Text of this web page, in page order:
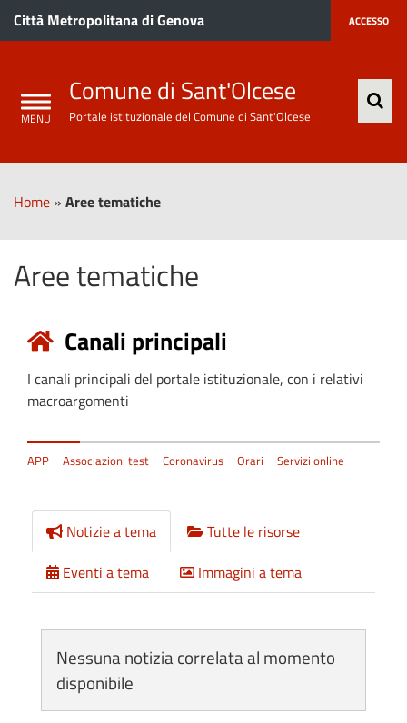
Città Metropolitana di Genova ACCESSO
Comune di Sant'Olcese
Portale istituzionale del Comune di Sant'Olcese
Home » Aree tematiche
Aree tematiche
Canali principali
I canali principali del portale istituzionale, con i relativi
macroargomenti
APP Associazioni test Coronavirus Orari Servizi online
Notizie a tema
Tutte le risorse
Eventi a tema
Immagini a tema
Nessuna notizia correlata al momento
disponibile